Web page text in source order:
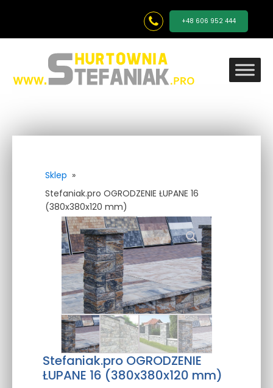
+48 606 952 444
Sklep »
Stefaniak.pro OGRODZENIE ŁUPANE 16
(380x380x120 mm)
Stefaniak.pro OGRODZENIE
ŁUPANE 16 (380x380x120 mm)